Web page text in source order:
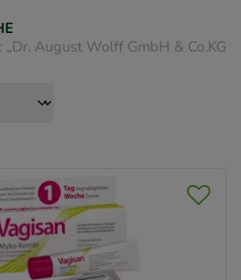
„Dr. August Wolff GmbH & Co.KG